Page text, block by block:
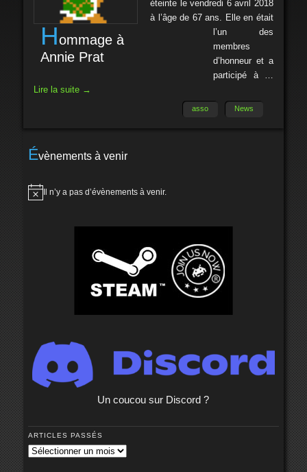
Hommage à
Annie Prat
éteinte le vendredi 6 avril 2018
à l’âge de 67 ans. Elle en était
l’un des
membres
d’honneur et a
participé à …
Lire la suite →
asso News
Évènements à venir
Notice
Il n’y a pas d’évènements à venir.
Un coucou sur Discord ?
ARTICLES PASSÉS
Articles